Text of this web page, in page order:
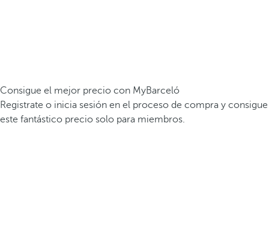
Consigue el mejor precio con MyBarceló
Registrate o inicia sesión en el proceso de compra y consigue
este fantástico precio solo para miembros.